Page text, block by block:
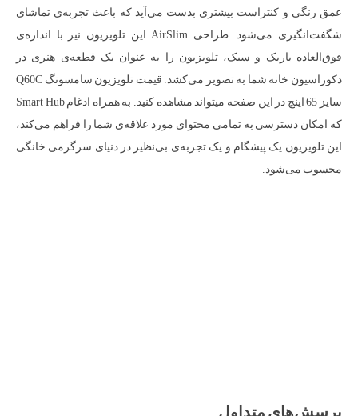
عمق رنگی و کنتراست بیشتری بدست می‌آید که باعث تجربه‌ی تماشای
شگفت‌انگیزی می‌شود. طراحی AirSlim این تلویزیون نیز با اندازه‌ی
فوق‌العاده باریک و سبک، تلویزیون را به عنوان یک قطعه‌ی هنری در
دکوراسیون خانه شما به تصویر می‌کشد. قیمت تلویزیون سامسونگ Q60C
سایز 65 اینچ در این صفحه میتواند مشاهده کنید. به همراه ادغام Smart Hub
که امکان دسترسی به تمامی محتوای مورد علاقه‌ی شما را فراهم می‌کند،
این تلویزیون یک پیشگام و یک تجربه‌ی بی‌نظیر در دنیای سرگرمی خانگی
محسوب می‌شود.